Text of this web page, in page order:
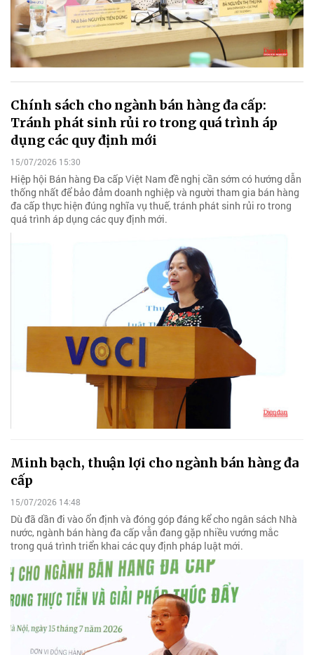
Chính sách cho ngành bán hàng đa cấp:
Tránh phát sinh rủi ro trong quá trình áp
dụng các quy định mới
15/07/2026 15:30
Hiệp hội Bán hàng Đa cấp Việt Nam đề nghị cần sớm có hướng dẫn
thống nhất để bảo đảm doanh nghiệp và người tham gia bán hàng
đa cấp thực hiện đúng nghĩa vụ thuế, tránh phát sinh rủi ro trong
quá trình áp dụng các quy định mới.
Minh bạch, thuận lợi cho ngành bán hàng đa
cấp
15/07/2026 14:48
Dù đã dần đi vào ổn định và đóng góp đáng kể cho ngân sách Nhà
nước, ngành bán hàng đa cấp vẫn đang gặp nhiều vướng mắc
trong quá trình triển khai các quy định pháp luật mới.